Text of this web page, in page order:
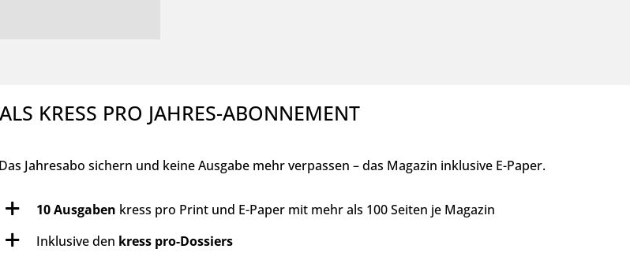
KRESS PRO JAHRES-ABONNEMENT
Das Jahresabo sichern und keine Ausgabe mehr verpassen – das Magazin inklusive E-Paper.
10 Ausgaben kress pro Print und E-Paper mit mehr als 100 Seiten je Magazin
Inklusive den kress pro-Dossiers